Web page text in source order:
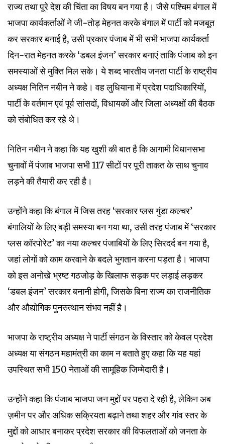
राज्य तथा पूरे देश की चिंता का विषय बन गया है। जैसे पश्चिम बंगाल में
भाजपा कार्यकर्ताओं ने जी-तोड़ मेहनत करके बंगाल में पार्टी को मजबूत
कर सरकार बनाई है, उसी प्रकार पंजाब में भी सभी भाजपा कार्यकर्ता
दिन-रात मेहनत करके ‘डबल इंजन’ सरकार बनाएं ताकि पंजाब को इन
समस्याओं से मुक्ति मिल सके। ये शब्द भारतीय जनता पार्टी के राष्ट्रीय
अध्यक्ष नितिन नबीन ने कहे। वह लुधियाना में प्रदेश पदाधिकारियों,
पार्टी के वर्तमान एवं पूर्व सांसदों, विधायकों और जिला अध्यक्षों की बैठक
को संबोधित कर रहे थे।
नितिन नबीन ने कहा कि यह खुशी की बात है कि आगामी विधानसभा
चुनावों में पंजाब भाजपा सभी 117 सीटों पर पूरी ताकत के साथ चुनाव
लड़ने की तैयारी कर रही है।
उन्होंने कहा कि बंगाल में जिस तरह ‘सरकार प्लस गुंडा कल्चर’
बंगालियों के लिए बड़ी समस्या बन गया था, उसी तरह पंजाब में ‘सरकार
प्लस कॉरपोरेट’ का नया कल्चर पंजाबियों के लिए सिरदर्द बन गया है,
जहां लोगों को काम करवाने के बदले भुगतान करना पड़ता है। भाजपा
को इस अनोखे भ्रष्ट गठजोड़ के खिलाफ सड़क पर लड़ाई लड़कर
‘डबल इंजन’ सरकार बनानी होगी, जिसके बिना राज्य का राजनीतिक
और औद्योगिक पुनरुत्थान संभव नहीं है।
भाजपा के राष्ट्रीय अध्यक्ष ने पार्टी संगठन के विस्तार को केवल प्रदेश
अध्यक्ष या संगठन महामंत्री का काम न बताते हुए कहा कि यह यहां
उपस्थित सभी 150 नेताओं की सामूहिक जिम्मेदारी है।
उन्होंने कहा कि पंजाब भाजपा जन मुद्दों पर पहरा दे रही है, लेकिन अब
ज़मीन पर और अधिक सक्रियता बढ़ाने तथा शहर और गांव स्तर के
मुद्दों को आधार बनाकर प्रदेश सरकार की विफलताओं को जनता के